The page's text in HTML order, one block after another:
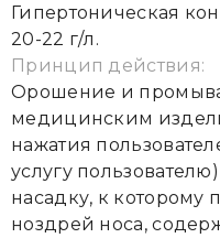
Гипертоническая
20-22 г/л.
Принцип действия:
Орошение и
медицинским
нажатия
услугу
насадку, к которому
ноздрей носа,